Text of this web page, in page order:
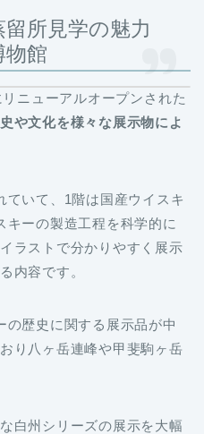
所見学の魅力
館
ニューアルオープンされた
や文化を様々な展示物によ
ていて、1階は国産ウイスキ
キーの製造工程を科学的に
ラストで分かりやすく展示
内容です。
の歴史に関する展示品が中
り八ヶ岳連峰や甲斐駒ヶ岳
白州シリーズの展示を大幅